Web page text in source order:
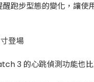
跑步型態的變化，讓使
3 的心跳偵測功能也